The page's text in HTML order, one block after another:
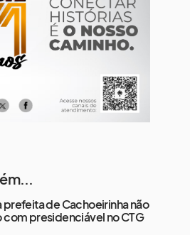
15° 8°
14° 9°
prefeita de Cachoeirinha não
com presidenciável no CTG